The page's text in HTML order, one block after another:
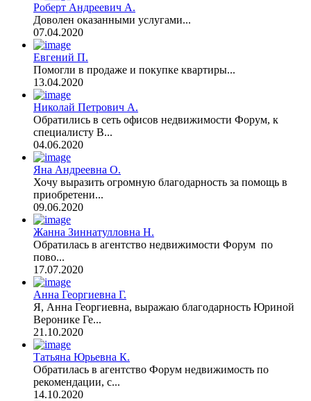
Роберт Андреевич А.
Доволен оказанными услугами...
07.04.2020
Евгений П.
Помогли в продаже и покупке квартиры...
13.04.2020
Николай Петрович А.
Обратились в сеть офисов недвижимости Форум, к
специалисту В...
04.06.2020
Яна Андреевна О.
Хочу выразить огромную благодарность за помощь в
приобретени...
09.06.2020
Жанна Зиннатулловна Н.
Обратилась в агентство недвижимости Форум по
пово...
17.07.2020
Анна Георгиевна Г.
Я, Анна Георгиевна, выражаю благодарность Юриной
Веронике Ге...
21.10.2020
Татьяна Юрьевна К.
Обратилась в агентство Форум недвижимость по
рекомендации, с...
14.10.2020